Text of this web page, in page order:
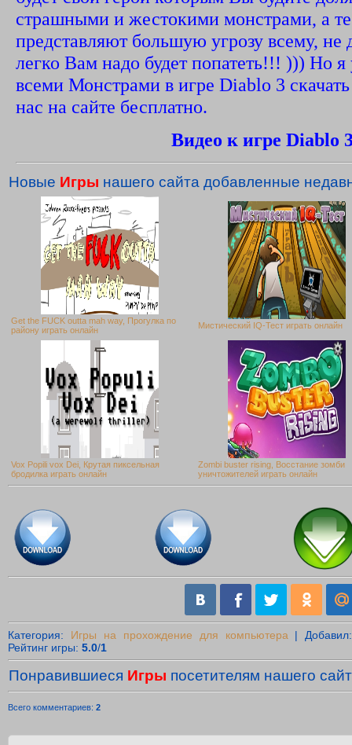
страшными и жестокими монстрами, а
представляют большую угрозу всему, не
легко Вам надо будет попатеть!!! ))) Но
всеми Монстрами в игре Diablo 3
нас на сайте бесплатно.
Видео к игре Diablo
Новые Игры нашего сайта добавленные
Get the FUCK outta mah way, Прогулка по
району играть онлайн
Мистический IQ-Тест играть онлайн
Vox Popili vox Dei, Крутая пиксельная
бродилка играть онлайн
Zombi buster rising, Восстание зомби
уничтожителей играть онлайн
Категория: Игры на прохождение для компьютера | Добавил
Рейтинг игры: 5.0/1
Понравившиеся Игры посетителям нашего
Всего комментариев: 2